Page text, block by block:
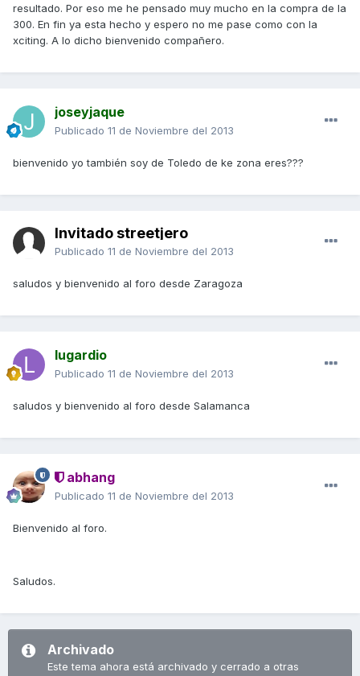
resultado. Por eso me he pensado muy mucho en la compra de la
300. En fin ya esta hecho y espero no me pase como con la
xciting. A lo dicho bienvenido compañero.
joseyjaque
Publicado 11 de Noviembre del 2013
bienvenido yo también soy de Toledo de ke zona eres???
Invitado streetjero
Publicado 11 de Noviembre del 2013
saludos y bienvenido al foro desde Zaragoza
lugardio
Publicado 11 de Noviembre del 2013
saludos y bienvenido al foro desde Salamanca
abhang
Publicado 11 de Noviembre del 2013
Bienvenido al foro.
Saludos.
Archivado
Este tema ahora está archivado y cerrado a otras